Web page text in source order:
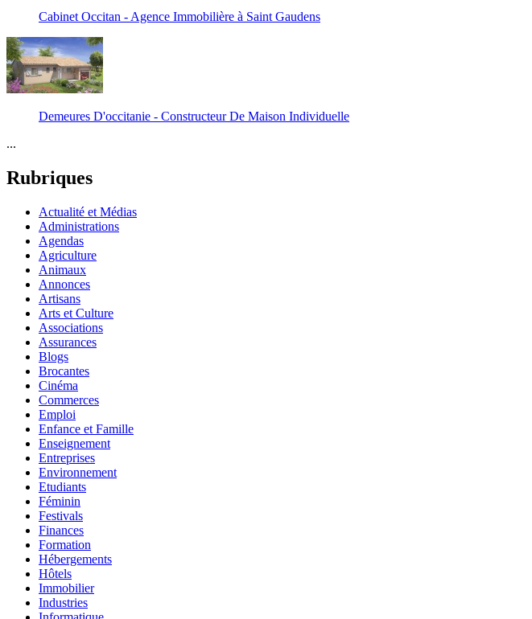
Cabinet Occitan - Agence Immobilière à Saint Gaudens
Demeures D'occitanie - Constructeur De Maison Individuelle
...
Rubriques
Actualité et Médias
Administrations
Agendas
Agriculture
Animaux
Annonces
Artisans
Arts et Culture
Associations
Assurances
Blogs
Brocantes
Cinéma
Commerces
Emploi
Enfance et Famille
Enseignement
Entreprises
Environnement
Etudiants
Féminin
Festivals
Finances
Formation
Hébergements
Hôtels
Immobilier
Industries